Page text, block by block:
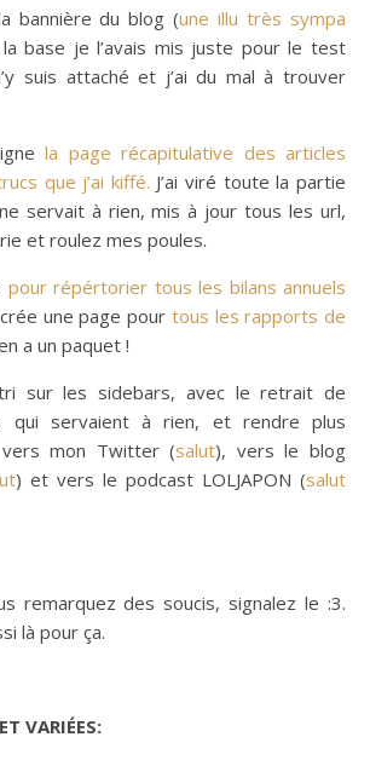
bannière du blog (une illu très sympa
base je l’avais mis juste pour le test
suis attaché et j’ai du mal à trouver
la page récapitulative des articles
que j’ai kiffé. J’ai viré toute la partie
servait à rien, mis à jour tous les url,
et roulez mes poules.
pour répértorier tous les bilans annuels
crée une page pour tous les rapports de
a un paquet !
sur les sidebars, avec le retrait de
qui servaient à rien, et rendre plus
mon Twitter (salut), vers le blog
) et vers le podcast LOLJAPON (salut
remarquez des soucis, signalez le :3.
là pour ça.
VARIÉES: